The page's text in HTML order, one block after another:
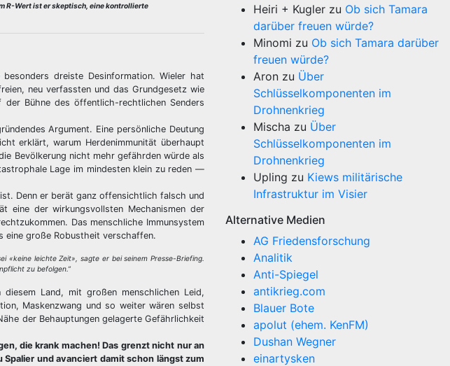
R-Wert ist er skeptisch, eine kontrollierte
dreiste Desinformation. Wieler hat
neu verfassten und das Grundgesetz wie
Bühne des öffentlich-rechtlichen Senders
Argument. Eine persönliche Deutung
erklärt, warum Herdenimmunität überhaupt
Bevölkerung nicht mehr gefährden würde als
Lage im mindesten klein zu reden —
Denn er berät ganz offensichtlich falsch und
eine der wirkungsvollsten Mechanismen der
Das menschliche Immunsystem
eine große Robustheit verschaffen.
«keine leichte Zeit», sagte er bei seinem Presse-Briefing.
zu befolgen.”
Land, mit großen menschlichen Leid,
Maskenzwang und so weiter wären selbst
der Behauptungen gelagerte Gefährlichkeit
die krank machen! Das grenzt nicht nur an
und avanciert damit schon längst zum
Heiri + Kugler zu Ob sich Tamara
darüber freuen würde?
Minomi zu Ob sich Tamara darüber
freuen würde?
Aron zu Über
Schlüsselkomponenten im
Drohnenkrieg
Mischa zu Über
Schlüsselkomponenten im
Drohnenkrieg
Upling zu Kiews militärische
Infrastruktur im Visier
Alternative Medien
AG Friedensforschung
Analitik
Anti-Spiegel
antikrieg.com
Blauer Bote
apolut (ehem. KenFM)
Dushan Wegner
einartysken